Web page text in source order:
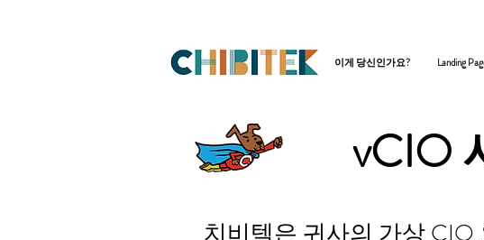
이게 당신인가요? Landing
vCIO
치비텍은 귀사의 가상